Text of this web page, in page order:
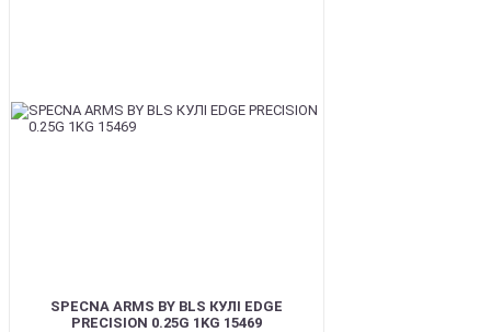
SPECNA ARMS BY BLS КУЛІ EDGE
PRECISION 0.25G 1KG 15469